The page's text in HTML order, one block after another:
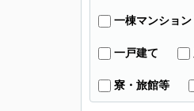
一棟マンション
一戸建て
寮・旅館等